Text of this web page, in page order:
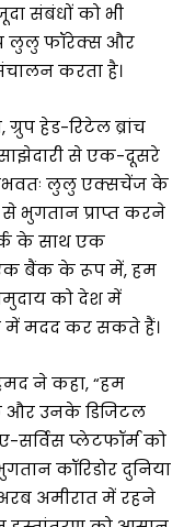
संबंधों को भी
लुलु फॉरेक्स और
करता है।
हेड-रिटेल ब्रांच
से एक-दूसरे
लुलु एक्सचेंज के
से भुगतान प्राप्त करने
के साथ एक
एक बैंक के रूप में, हम
को देश में
मदद कर सकते हैं।
ने कहा, “हम
और उनके डिजिटल
प्लेटफॉर्म को
कॉरिडोर दुनिया
अमीरात में रहने